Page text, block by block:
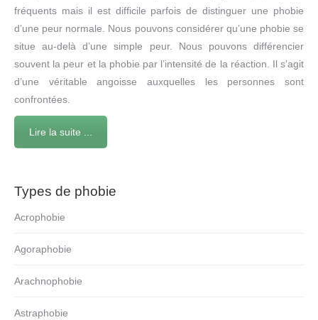
fréquents mais il est difficile parfois de distinguer une phobie
d’une peur normale. Nous pouvons considérer qu’une phobie se
situe au-delà d’une simple peur. Nous pouvons différencier
souvent la peur et la phobie par l’intensité de la réaction. Il s’agit
d’une véritable angoisse auxquelles les personnes sont
confrontées.
Lire la suite ...
Types de phobie
Acrophobie
Agoraphobie
Arachnophobie
Astraphobie